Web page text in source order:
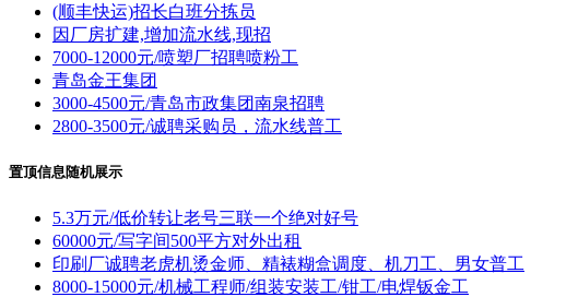
(顺丰快运)招长白班分拣员
因厂房扩建,增加流水线,现招
7000-12000元/喷塑厂招聘喷粉工
青岛金王集团
3000-4500元/青岛市政集团南泉招聘
2800-3500元/诚聘采购员，流水线普工
置顶信息随机展示
5.3万元/低价转让老号三联一个绝对好号
60000元/写字间500平方对外出租
印刷厂诚聘老虎机烫金师、精裱糊盒调度、机刀工、男女普工
8000-15000元/机械工程师/组装安装工/钳工/电焊钣金工